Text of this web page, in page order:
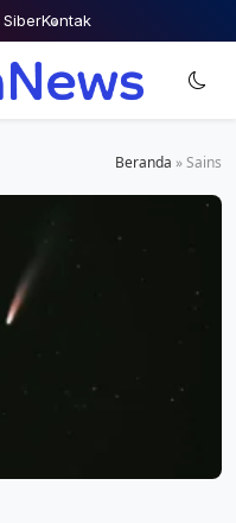
Kontak
Beranda »Sains